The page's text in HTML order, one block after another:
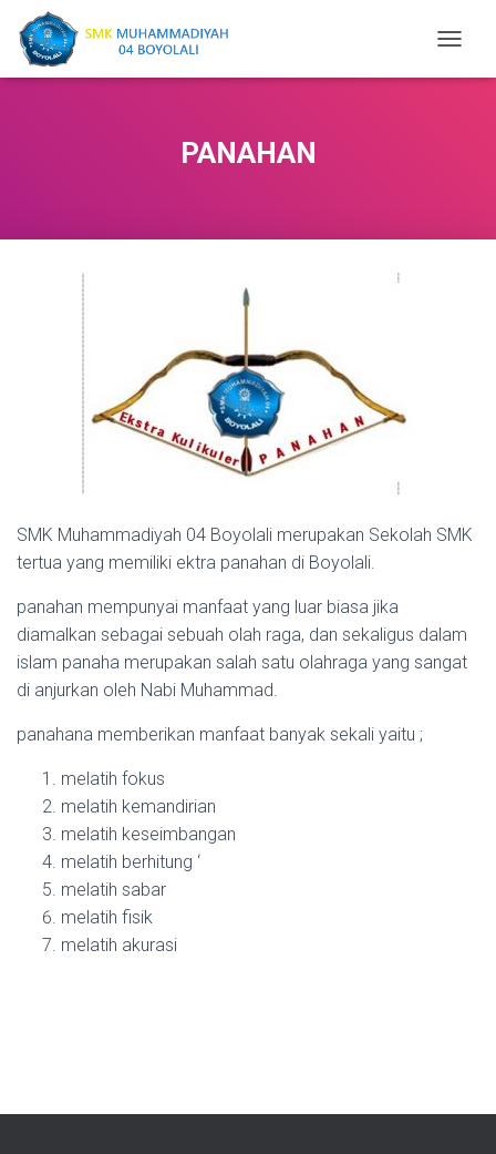
O
PANAHAN
SMK Muhammadiyah 04 Boyolali merupakan Sekolah SMK
tertua yang memiliki ektra panahan di Boyolali.
panahan mempunyai manfaat yang luar biasa jika
diamalkan sebagai sebuah olah raga, dan sekaligus dalam
islam panaha merupakan salah satu olahraga yang sangat
di anjurkan oleh Nabi Muhammad.
panahana memberikan manfaat banyak sekali yaitu ;
melatih fokus
melatih kemandirian
melatih keseimbangan
melatih berhitung ‘
melatih sabar
melatih fisik
melatih akurasi